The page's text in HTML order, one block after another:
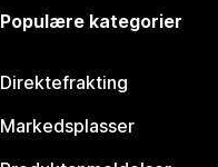
Populære kategorier
Direktefrakting
Markedsplasser